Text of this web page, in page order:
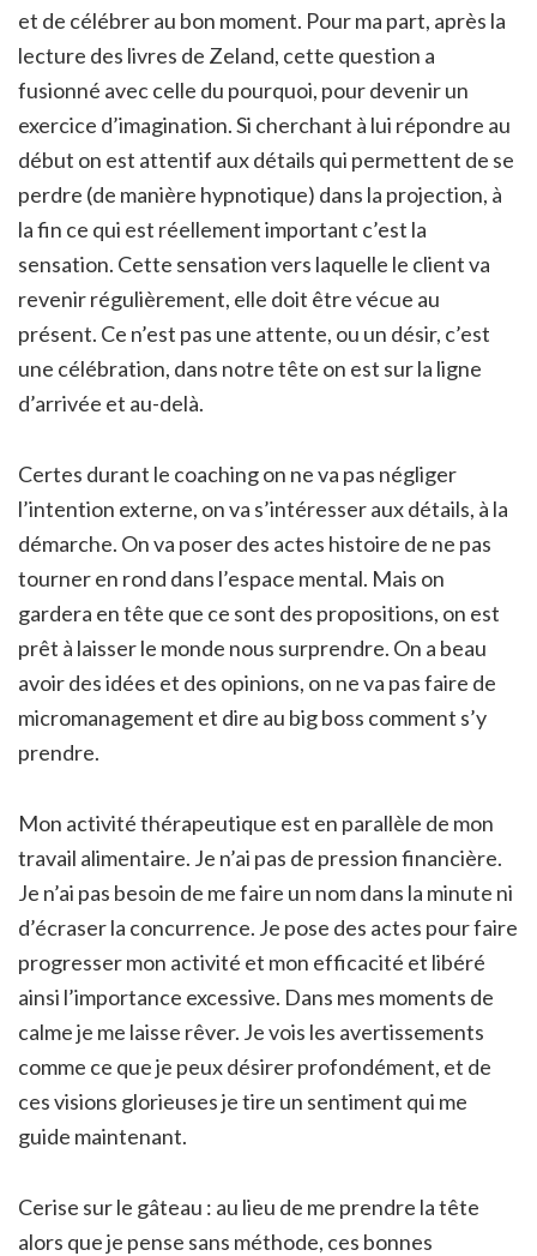
et de célébrer au bon moment. Pour ma part, après la
lecture des livres de Zeland, cette question a
fusionné avec celle du pourquoi, pour devenir un
exercice d’imagination. Si cherchant à lui répondre au
début on est attentif aux détails qui permettent de se
perdre (de manière hypnotique) dans la projection, à
la fin ce qui est réellement important c’est la
sensation. Cette sensation vers laquelle le client va
revenir régulièrement, elle doit être vécue au
présent. Ce n’est pas une attente, ou un désir, c’est
une célébration, dans notre tête on est sur la ligne
d’arrivée et au-delà.
Certes durant le coaching on ne va pas négliger
l’intention externe, on va s’intéresser aux détails, à la
démarche. On va poser des actes histoire de ne pas
tourner en rond dans l’espace mental. Mais on
gardera en tête que ce sont des propositions, on est
prêt à laisser le monde nous surprendre. On a beau
avoir des idées et des opinions, on ne va pas faire de
micromanagement et dire au big boss comment s’y
prendre.
Mon activité thérapeutique est en parallèle de mon
travail alimentaire. Je n’ai pas de pression financière.
Je n’ai pas besoin de me faire un nom dans la minute ni
d’écraser la concurrence. Je pose des actes pour faire
progresser mon activité et mon efficacité et libéré
ainsi l’importance excessive. Dans mes moments de
calme je me laisse rêver. Je vois les avertissements
comme ce que je peux désirer profondément, et de
ces visions glorieuses je tire un sentiment qui me
guide maintenant.
Cerise sur le gâteau : au lieu de me prendre la tête
alors que je pense sans méthode, ces bonnes